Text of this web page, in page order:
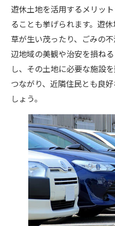
遊休土地を活用するメリッ
ることも挙げられます。遊
草が生い茂ったり、ごみの
辺地域の美観や治安を損ね
し、その土地に必要な施設
つながり、近隣住民とも良
しょう。